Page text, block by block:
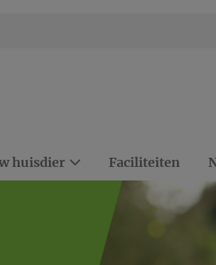
huisdier Faciliteiten